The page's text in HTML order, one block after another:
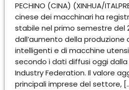
PECHINO (CINA) (XINHUA/
cinese dei macchinari ha
stabile nel primo semestre del
dall’aumento della
intelligenti e di macchine
secondo i dati diffusi oggi dalla
Industry Federation. Il valore
principali imprese del settore,